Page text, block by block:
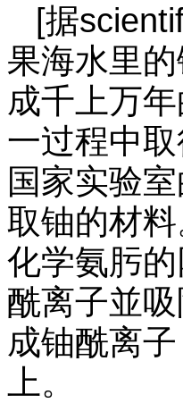
[据
果海水里
成千上万
一过程中
国家实验
取铀的材
化学氨肟
酰离子並
成铀酰离
上。